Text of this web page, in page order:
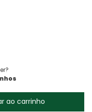
ao carrinho